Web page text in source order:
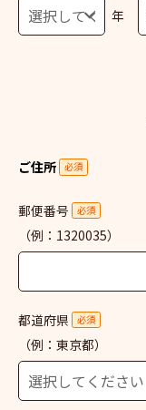
年
ご住所 必須
郵便番号 必須
（例：1320035）
都道府県 必須
（例：東京都）